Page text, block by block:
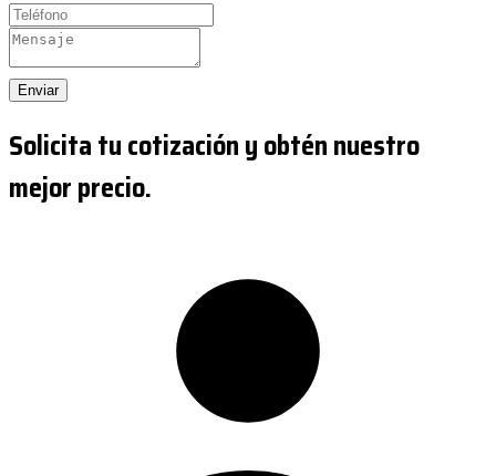
Enviar
Solicita tu cotización y obtén nuestro
mejor precio.